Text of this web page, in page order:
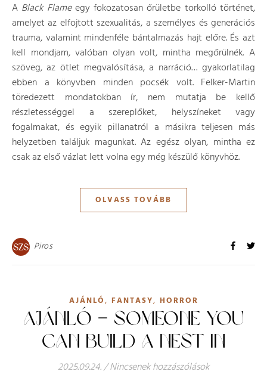
A Black Flameegy fokozatosan őrületbe torkolló történet,
amelyet az elfojtott szexualitás, a személyes és generációs
trauma, valamint mindenféle bántalmazás hajt előre. És azt
kell mondjam, valóban olyan volt, mintha megőrülnék. A
szöveg, az ötlet megvalósítása, a narráció… gyakorlatilag
ebben a könyvben minden pocsék volt. Felker-Martin
töredezett mondatokban ír, nem mutatja be kellő
részletességgel a szereplőket, helyszíneket vagy
fogalmakat, és egyik pillanatról a másikra teljesen más
helyzetben találjuk magunkat. Az egész olyan, mintha ez
csak az első vázlat lett volna egy még készülő könyvhöz.
OLVASS TOVÁBB
Piros
AJÁNLÓ, FANTASY, HORROR
AJÁNLÓ – SOMEONE YOU
CAN BUILD A NEST IN
2025.09.24./Nincsenek hozzászólások